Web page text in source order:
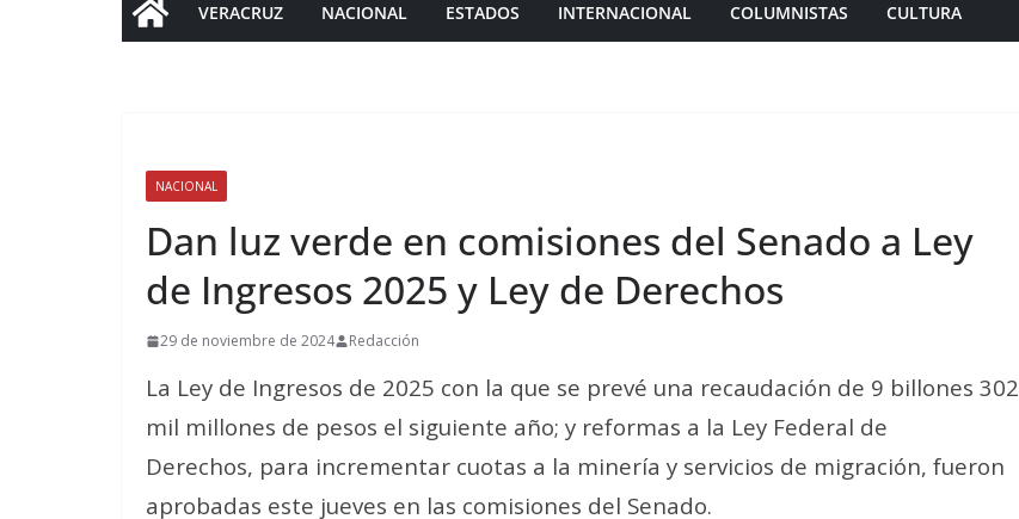
VERACRUZ NACIONAL ESTADOS INTERNACIONAL COLUMNISTAS CULTURA
NACIONAL
Dan luz verde en comisiones del Senado a Ley
de Ingresos 2025 y Ley de Derechos
29 de noviembre de 2024 Redacción
La Ley de Ingresos de 2025 con la que se prevé una recaudación de 9 billones 302
mil millones de pesos el siguiente año; y reformas a la Ley Federal de
Derechos, para incrementar cuotas a la minería y servicios de migración, fueron
aprobadas este jueves en las comisiones del Senado.